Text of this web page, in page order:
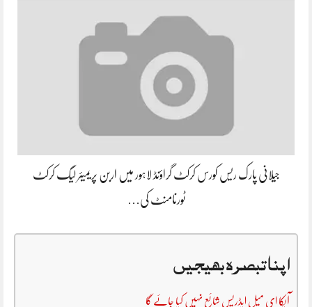
جیلانی پارک ریس کورس کرکٹ گراؤنڈ لاہور میں اربن پریمیئر لیگ کرکٹ
ٹورنامنٹ کی…
اپنا تبصرہ بھیجیں
آپکا ای میل ایڈریس شائع نہیں کیا جائے گا